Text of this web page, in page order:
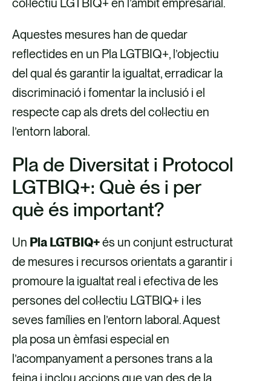
e
b
t
Aquestes mesures han de quedar
reflectides en un Pla LGTBIQ+, l’objectiu
del qual és garantir la igualtat, erradicar la
discriminació i fomentar la inclusió i el
respecte cap als drets del col·lectiu en
l’entorn laboral.
Pla de Diversitat i Protocol
LGTBIQ+: Què és i per
què és important?
Un Pla LGTBIQ+és un conjunt estructurat
de mesures i recursos orientats a garantir i
promoure la igualtat real i efectiva de les
persones del col·lectiu LGTBIQ+ i les
seves famílies en l’entorn laboral. Aquest
pla posa un èmfasi especial en
l’acompanyament a persones trans a la
feina i inclou accions que van des de la